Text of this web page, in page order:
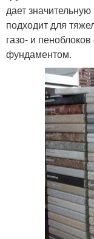
дает
подходит для
газо- и
фундаментом.